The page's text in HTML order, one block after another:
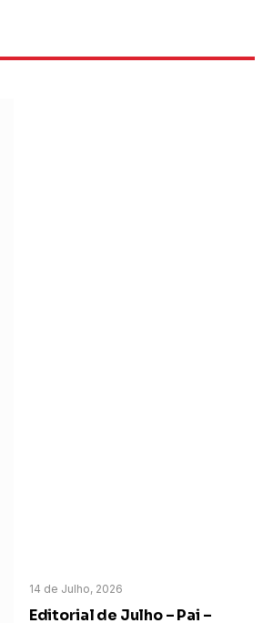
14 de Julho, 2026
Editorial de Julho – Pai –